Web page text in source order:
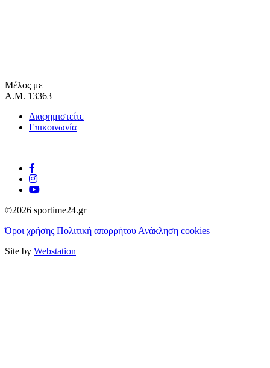
Μέλος με
Α.Μ. 13363
Διαφημιστείτε
Επικοινωνία
©2026 sportime24.gr
Όροι χρήσης Πολιτική απορρήτου Ανάκληση cookies
Site by Webstation